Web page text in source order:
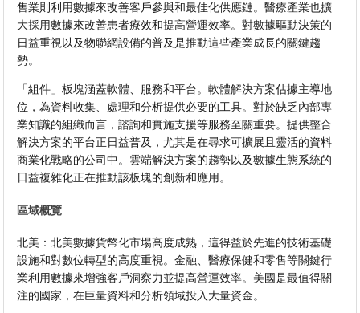
售業則利用數據來改善客戶參與和最佳化供應鏈。醫療產業也擴
大採用數據來改善患者療效和提高營運效率。對數據驅動決策的
日益重視以及物聯網設備的普及是推動這些產業成長的關鍵趨
勢。
「組件」板塊涵蓋軟體、服務和平台。軟體解決方案佔據主導地
位，為資料收集、處理和分析提供必要的工具。對於缺乏內部專
業知識的組織而言，諮詢和實施支援等服務至關重要。提供整合
解決方案的平台正日益普及，尤其是在尋求可擴展且靈活的資料
商業化戰略的公司中。雲端解決方案的趨勢以及數據生態系統的
日益複雜化正在推動該板塊的創新和應用。
區域概覽
北美：北美數據貨幣化市場高度成熟，這得益於先進的技術基礎
設施和對數位轉型的高度重視。金融、醫療保健和零售等關鍵行
業利用數據來增強客戶洞察力並提高營運效率。美國是最值得關
注的國家，在巨量資料和分析領域投入大量資金。